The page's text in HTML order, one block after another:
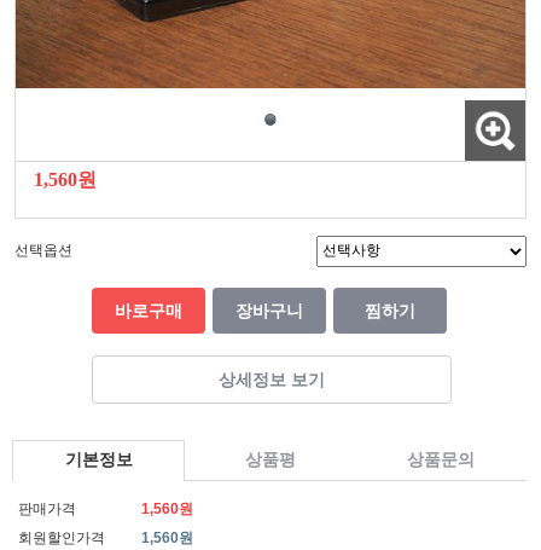
1,560원
선택옵션
바로구매 장바구니 찜하기
상세정보 보기
기본정보 상품평 상품문의
판매가격
1,560원
회원할인가격
1,560원